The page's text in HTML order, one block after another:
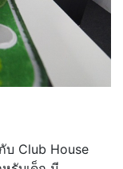
Club House